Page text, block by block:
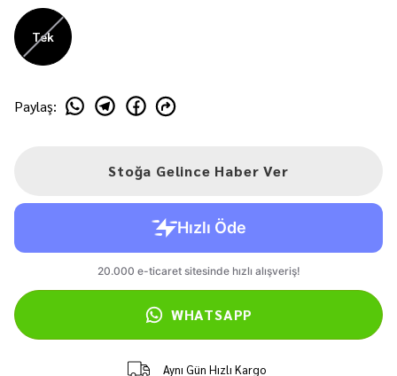
Tek
Paylaş:
Stoğa Gelince Haber Ver
WHATSAPP
Aynı Gün Hızlı Kargo